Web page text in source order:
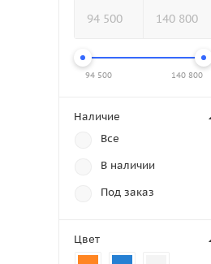
94 500 140 800
Наличие
Все
В наличии
Под заказ
Цвет